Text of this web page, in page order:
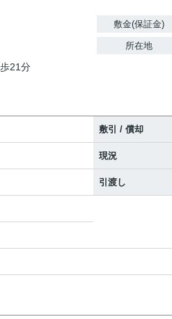
21分
敷金(保証金)
所在地
敷引 / 償却
現況
引渡し